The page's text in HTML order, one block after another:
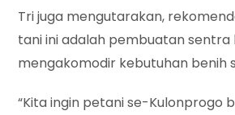
Tri juga mengutarakan,
tani ini adalah pembuatan sentra
mengakomodir kebutuhan benih
“Kita ingin petani se-Kulonprogo